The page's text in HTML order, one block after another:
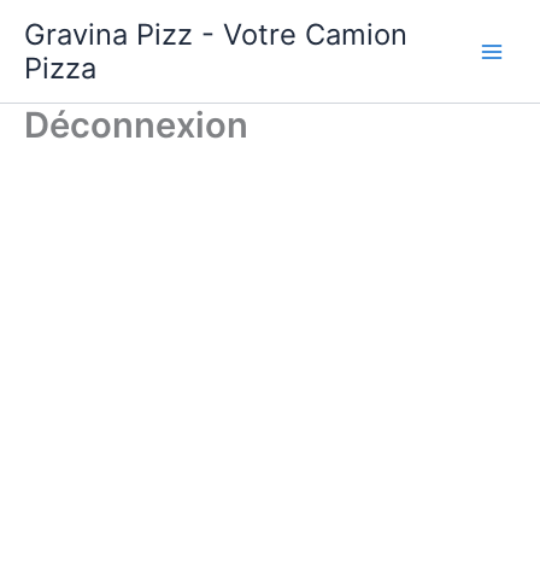
contenu
Gravina Pizz - Votre Camion
Pizza
Déconnexion